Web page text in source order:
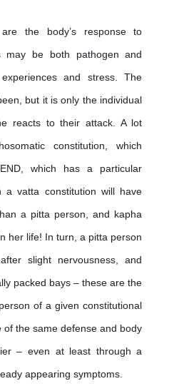
the body’s response to
may be both pathogen and
and stress. The
but it is only the individual
reacts to their attack. A lot
constitution, which
which has a particular
a vatta constitution will have
a pitta person, and kapha
her life! In turn, a pitta person
slight nervousness, and
packed bays – these are the
of a given constitutional
of the same defense and body
– even at least through a
appearing symptoms.